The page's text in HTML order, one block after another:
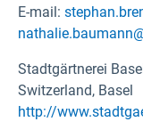
E-mail:
Stadtgärtnerei
Switzerland, Basel
http://